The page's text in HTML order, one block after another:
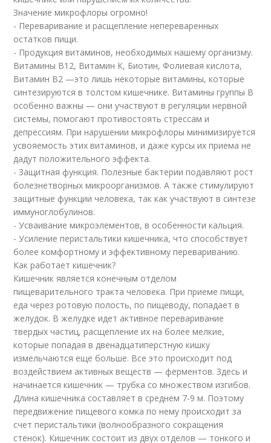
Значение микрофлоры огромно!
­- Переваривание и расщепление непереваренных
остатков пищи.
­- Продукция витаминов, необходимых нашему организму.
Витамины В12, Витамин К, Биотин, Фолиевая кислота,
Витамин В2 —это лишь некоторые витамины, которые
синтезируются в толстом кишечнике. Витамины группы В
особенно важны — они участвуют в регуляции нервной
системы, помогают противостоять стрессам и
депрессиям. При нарушении микрофлоры минимизируется
усвояемость этих витаминов, и даже курсы их приема не
дадут положительного эффекта.
­- Защитная функция. Полезные бактерии подавляют рост
болезнетворных микроорганизмов. А также стимулируют
защитные функции человека, так как участвуют в синтезе
иммуноглобулинов.
­- Усваивание микроэлементов, в особенности кальция.
­- Усиление перистальтики кишечника, что способствует
более комфортному и эффективному перевариванию.
Как работает кишечник?
Кишечник является конечным отделом
пищеварительного тракта человека. При приеме пищи,
еда через ротовую полость, по пищеводу, попадает в
желудок. В желудке идет активное переваривание
твердых частиц, расщепление их на более мелкие,
которые попадая в двенадцатиперстную кишку
измельчаются еще больше. Все это происходит под
воздействием активных веществ — ферментов. Здесь и
начинается кишечник — трубка со множеством изгибов.
Длина кишечника составляет в среднем 7-9 м. Поэтому
передвижение пищевого комка по нему происходит за
счет перистальтики (волнообразного сокращения
стенок). Кишечник состоит из двух отделов — тонкого и